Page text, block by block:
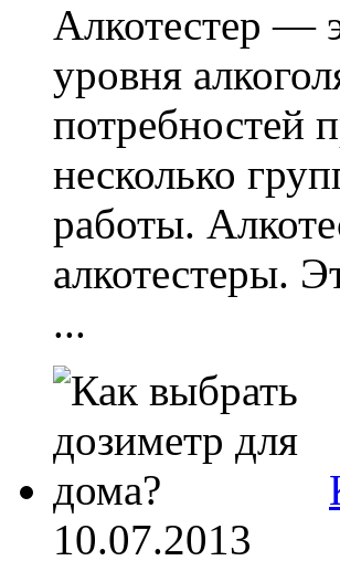
Алкотестер —
уровня
потребностей
несколько
работы.
алкотестеры.
...
10.07.2013